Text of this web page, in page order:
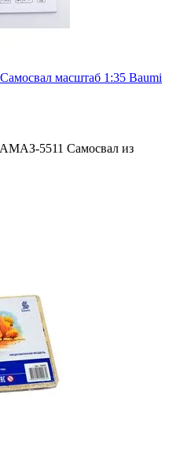
масштаб 1:35 Baumi
5511 Cамосвал из